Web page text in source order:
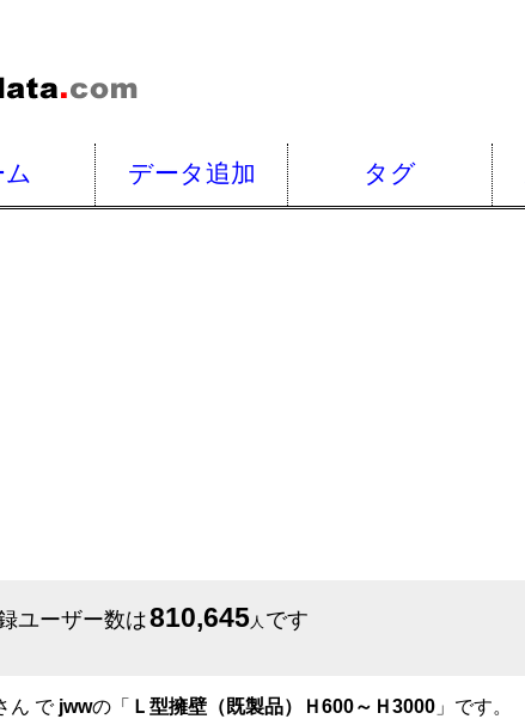
データ追加 タグ
ユーザー数は810,645人 です
ん で jwwの「 Ｌ型擁壁（既製品）Ｈ600～Ｈ3000 」です。